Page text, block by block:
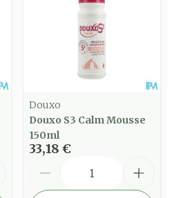
Douxo
Douxo S3 Calm Mousse
150ml
33,18 €